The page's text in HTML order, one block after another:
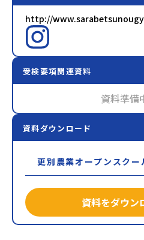
http://
受検要項関連資料
資料準備
資料ダウンロード
更別農業オープンスクー
資料をダウン